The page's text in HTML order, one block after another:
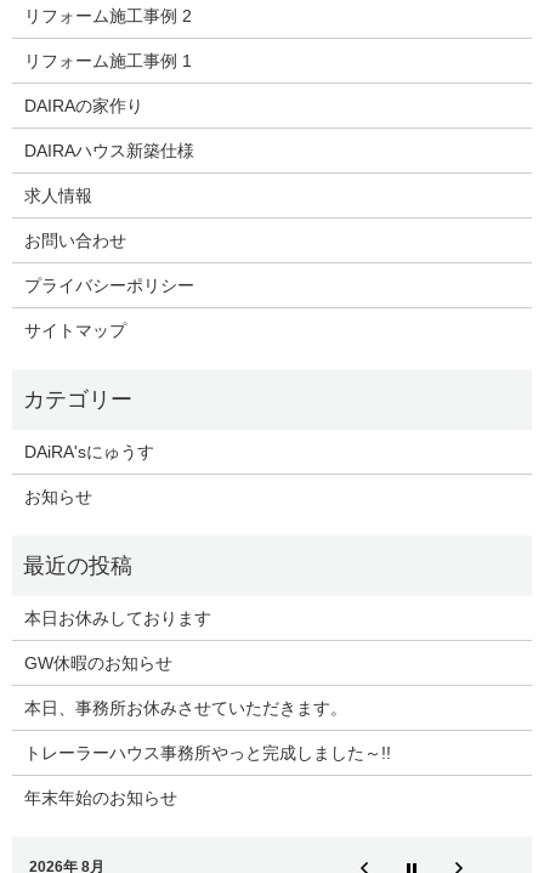
リフォーム施工事例 2
リフォーム施工事例 1
DAIRAの家作り
DAIRAハウス新築仕様
求人情報
お問い合わせ
プライバシーポリシー
サイトマップ
DAiRA'sにゅうす
お知らせ
本日お休みしております
GW休暇のお知らせ
本日、事務所お休みさせていただきます。
トレーラーハウス事務所やっと完成しました～!!
年末年始のお知らせ
2026年 8月